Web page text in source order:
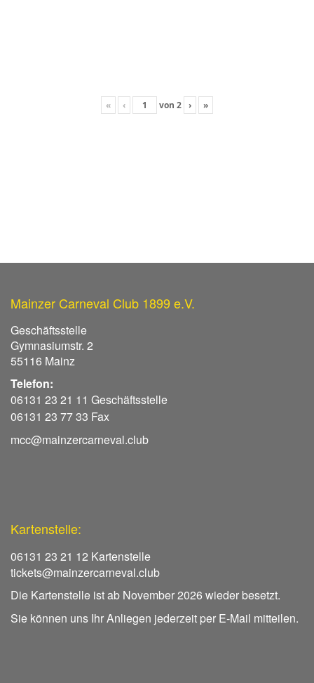
« ‹ von 2 › »
Mainzer Carneval Club 1899 e.V.
Geschäftsstelle
Gymnasiumstr. 2
55116 Mainz
Telefon:
06131 23 21 11 Geschäftsstelle
06131 23 77 33 Fax
mcc@mainzercarneval.club
Kartenstelle:
06131 23 21 12 Kartenstelle
tickets@mainzercarneval.club
Die Kartenstelle ist ab November 2026 wieder besetzt.
Sie können uns Ihr Anliegen jederzeit per E-Mail mitteilen.